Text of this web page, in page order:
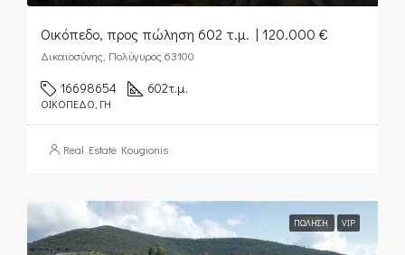
Οικόπεδο, προς πώληση 602 τ.μ. | 120.000 €
Δικαιοσύνης, Πολύγυρος 63100
16698654 602τ.μ.
ΟΙΚΌΠΕΔΟ, ΓΗ
Real Estate Kougionis
ΠΏΛΗΣΗ VIP